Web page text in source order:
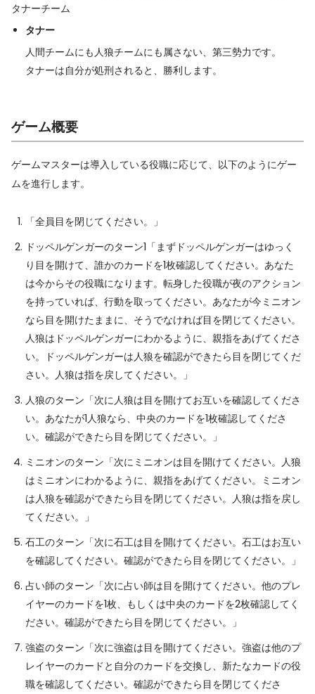
タナーチーム
タナー
人間チームにも人狼チームにも属さない、第三勢力です。
タナーは自分が処刑されると、勝利します。
ゲーム概要
ゲームマスターは導入している役職に応じて、以下のようにゲー
ムを進行します。
「全員目を閉じてください。」
ドッペルゲンガーのターン1「まずドッペルゲンガーはゆっく
り目を開けて、誰かのカードを1枚確認してください。あなた
は今からその役職になります。転身した役職が夜のアクション
を持っていれば、行動を取ってください。あなたが今ミニオン
なら目を開けたままに、そうでなければ目を閉じてください。
人狼はドッペルゲンガーにわかるように、親指をあげてくださ
い。ドッペルゲンガーは人狼を確認ができたら目を閉じてくだ
さい。人狼は指を戻してください。」
人狼のターン「次に人狼は目を開けてお互いを確認してくださ
い。あなたが1人狼なら、中央のカードを1枚確認してくださ
い。確認ができたら目を閉じてください。」
ミニオンのターン「次にミニオンは目を開けてください。人狼
はミニオンにわかるように、親指をあげてください。ミニオン
は人狼を確認ができたら目を閉じてください。人狼は指を戻し
てください。」
石工のターン「次に石工は目を開けてください。石工はお互い
を確認してください。確認ができたら目を閉じてください。」
占い師のターン「次に占い師は目を開けてください。他のプレ
イヤーのカードを1枚、もしくは中央のカードを2枚確認してく
ださい。確認ができたら目を閉じてください。」
強盗のターン「次に強盗は目を開けてください。強盗は他のプ
レイヤーのカードと自分のカードを交換し、新たなカードの役
職を確認してください。確認ができたら目を閉じてくださ